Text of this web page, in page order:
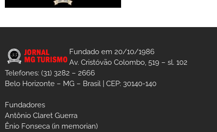
Fundado em 20/10/1986
Av. Cristóvão Colombo, 519 – sl. 102
Telefones: (31) 3282 – 2666
Belo Horizonte – MG – Brasil | CEP: 30140-140
Fundadores
Antônio Claret Guerra
Ênio Fonseca (in memorian)